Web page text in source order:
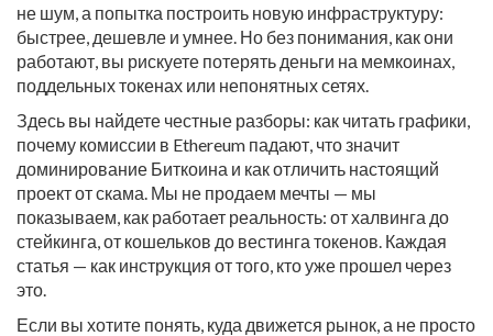
не шум, а попытка построить новую инфраструктуру:
быстрее, дешевле и умнее. Но без понимания, как они
работают, вы рискуете потерять деньги на мемкоинах,
поддельных токенах или непонятных сетях.
Здесь вы найдете честные разборы: как читать графики,
почему комиссии в Ethereum падают, что значит
доминирование Биткоина и как отличить настоящий
проект от скама. Мы не продаем мечты — мы
показываем, как работает реальность: от халвинга до
стейкинга, от кошельков до вестинга токенов. Каждая
статья — как инструкция от того, кто уже прошел через
это.
Если вы хотите понять, куда движется рынок, а не просто